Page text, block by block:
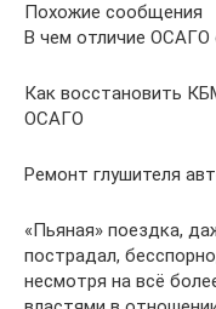
Похожие сообщения
В чем отличие
Как восстановить
ОСАГО
Ремонт глушителя
«Пьяная» поездка,
пострадал,
несмотря на всё